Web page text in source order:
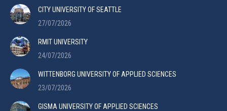
CITY UNIVERSITY OF SEATTLE
27/07/2026
RMIT UNIVERSITY
24/07/2026
WITTENBORG UNIVERSITY OF APPLIED SCIENCES
23/07/2026
GISMA UNIVERSITY OF APPLIED SCIENCES